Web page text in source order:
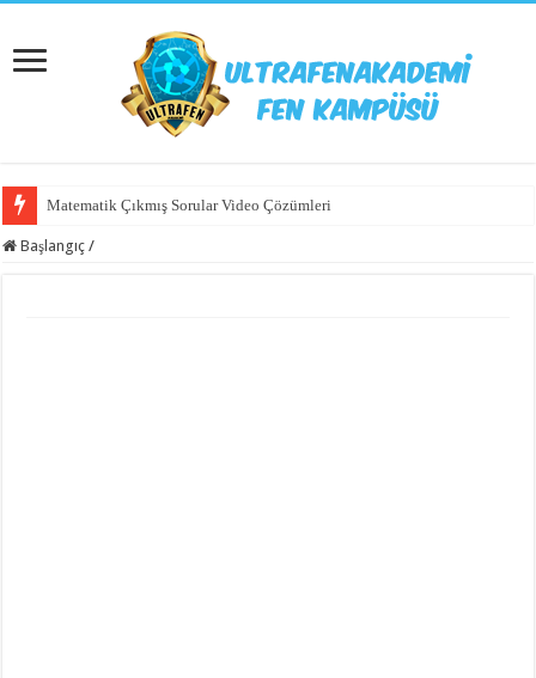
Matematik Çıkmış Sorular Video Çözümleri
Başlangıç /